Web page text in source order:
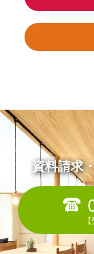
資料請求